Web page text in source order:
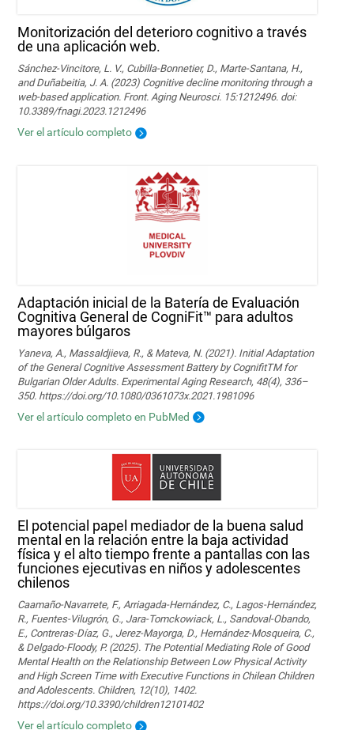
Monitorización del deterioro cognitivo a través
de una aplicación web.
Sánchez-Vincitore, L. V., Cubilla-Bonnetier, D., Marte-Santana, H.,
and Duñabeitia, J. A. (2023) Cognitive decline monitoring through a
web-based application. Front. Aging Neurosci. 15:1212496. doi:
10.3389/fnagi.2023.1212496
Ver el artículo completo
Adaptación inicial de la Batería de Evaluación
Cognitiva General de CogniFit™ para adultos
mayores búlgaros
Yaneva, A., Massaldjieva, R., & Mateva, N. (2021). Initial Adaptation
of the General Cognitive Assessment Battery by CognifitTM for
Bulgarian Older Adults. Experimental Aging Research, 48(4), 336–
350. https://doi.org/10.1080/0361073x.2021.1981096
Ver el artículo completo en PubMed
El potencial papel mediador de la buena salud
mental en la relación entre la baja actividad
física y el alto tiempo frente a pantallas con las
funciones ejecutivas en niños y adolescentes
chilenos
Caamaño-Navarrete, F., Arriagada-Hernández, C., Lagos-Hernández,
R., Fuentes-Vilugrón, G., Jara-Tomckowiack, L., Sandoval-Obando,
E., Contreras-Díaz, G., Jerez-Mayorga, D., Hernández-Mosqueira, C.,
& Delgado-Floody, P. (2025). The Potential Mediating Role of Good
Mental Health on the Relationship Between Low Physical Activity
and High Screen Time with Executive Functions in Chilean Children
and Adolescents. Children, 12(10), 1402.
https://doi.org/10.3390/children12101402
Ver el artículo completo